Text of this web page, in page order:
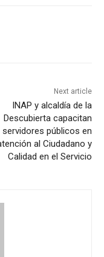
Next article
INAP y alcaldía de la
Descubierta capacitan
servidores públicos en
al Ciudadano y
Calidad en el Servicio